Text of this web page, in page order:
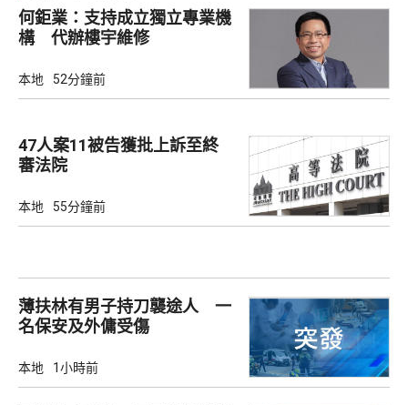
何鉅業：支持成立獨立專業機
構 代辦樓宇維修
本地 52分鐘前
47人案11被告獲批上訴至終
審法院
本地 55分鐘前
薄扶林有男子持刀襲途人 一
名保安及外傭受傷
本地 1小時前